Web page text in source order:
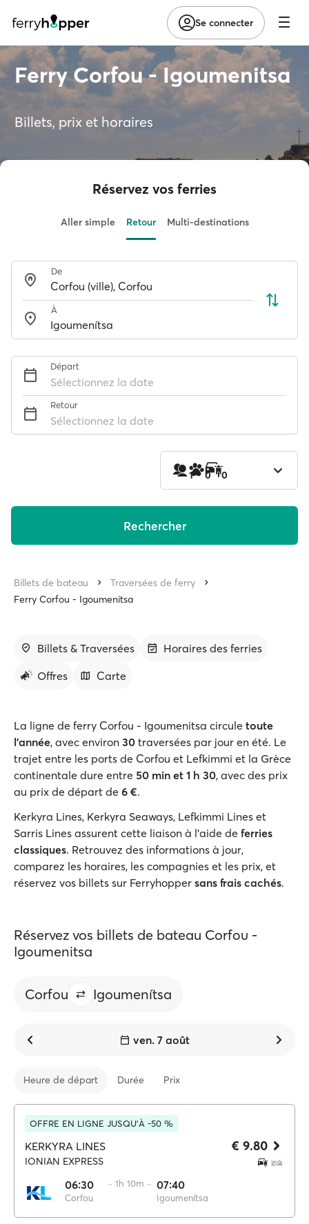
Se connecter
Ferry Corfou - Igoumenitsa
Billets, prix et horaires
Réservez vos ferries
Aller simple Retour Multi-destinations
De
À
Départ
Sélectionnez la date
Retour
Sélectionnez la date
1 0 0
Rechercher
Billets de bateau
Traversées de ferry
Ferry Corfou - Igoumenitsa
Billets & Traversées
Horaires des ferries
Offres
Carte
La ligne de ferry Corfou - Igoumenitsa circule toute
l'année, avec environ 30 traversées par jour en été. Le
trajet entre les ports de Corfou et Lefkimmi et la Grèce
continentale dure entre 50 min et 1 h 30, avec des prix
au prix de départ de 6 €.
Kerkyra Lines, Kerkyra Seaways, Lefkimmi Lines et
Sarris Lines assurent cette liaison à l'aide de ferries
classiques. Retrouvez des informations à jour,
comparez les horaires, les compagnies et les prix, et
réservez vos billets sur Ferryhopper sans frais cachés.
Réservez vos billets de bateau Corfου -
Igοumenitsa
Corfou Igoumenítsa
ven. 7 août
Heure de départ Durée Prix
OFFRE EN LIGNE JUSQU'À -50 %
KERKYRA LINES
IONIAN EXPRESS
06:30
Corfou
·· 1h 10m ·· 07:40
Igoumenítsa
€ 9.80